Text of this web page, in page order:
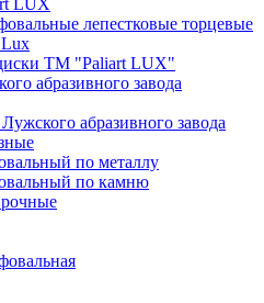
LUX
лепестковые торцевые
Lux
ТМ "Paliart LUX"
абразивного завода
абразивного завода
по металлу
по камню